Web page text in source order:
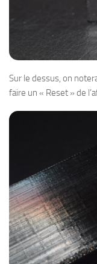
Sur le dessus, on
faire un « Reset » de